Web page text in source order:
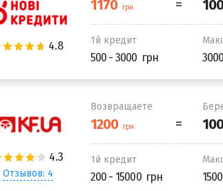
1й кредит
500 - 3000 3000
Отзывов: 4
Возвращаете
1й кредит
200 - 15000